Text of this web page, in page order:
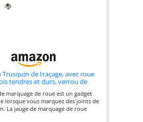
de traçage, avec roue
tendres et durs, verrou de
tournevis inclus
marquage de roue est un gadget
lorsque vous marquez des joints de
La jauge de marquage de roue